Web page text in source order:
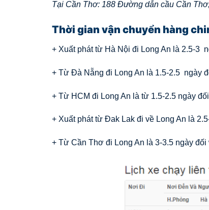
Tại Cần Thơ: 188 Đường dẫn cầu Cần
Thời gian vận chuyển hàng
+ Xuất phát từ Hà Nội đi Long An là 2.5-3
+ Từ Đà Nẵng đi Long An là 1.5-2.5 ngày
+ Từ HCM đi Long An là từ 1.5-2.5 ngày
+ Xuất phát từ Đak Lak đi về Long An là
+ Từ Cần Thơ đi Long An là 3-3.5 ngày